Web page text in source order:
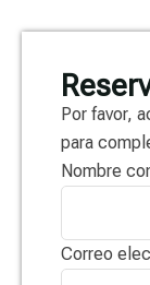
Por favor,
para
Nombre
Correo